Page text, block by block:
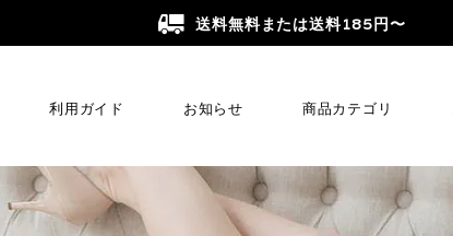
送料無料または送料185円〜
利用ガイド お知らせ 商品カテゴリ